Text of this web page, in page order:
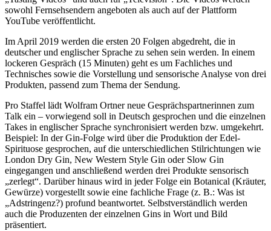
sowohl Fernsehsendern angeboten als auch auf der Plattform
YouTube veröffentlicht.
Im April 2019 werden die ersten 20 Folgen abgedreht, die in
deutscher und englischer Sprache zu sehen sein werden. In einem
lockeren Gespräch (15 Minuten) geht es um Fachliches und
Technisches sowie die Vorstellung und sensorische Analyse von drei
Produkten, passend zum Thema der Sendung.
Pro Staffel lädt Wolfram Ortner neue Gesprächspartnerinnen zum
Talk ein – vorwiegend soll in Deutsch gesprochen und die einzelnen
Takes in englischer Sprache synchronisiert werden bzw. umgekehrt.
Beispiel: In der Gin-Folge wird über die Produktion der Edel-
Spirituose gesprochen, auf die unterschiedlichen Stilrichtungen wie
London Dry Gin, New Western Style Gin oder Slow Gin
eingegangen und anschließend werden drei Produkte sensorisch
„zerlegt“. Darüber hinaus wird in jeder Folge ein Botanical (Kräuter,
Gewürze) vorgestellt sowie eine fachliche Frage (z. B.: Was ist
„Adstringenz?) profund beantwortet. Selbstverständlich werden
auch die Produzenten der einzelnen Gins in Wort und Bild
präsentiert.